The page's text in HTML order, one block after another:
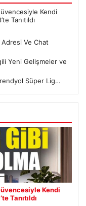
Kendi
Tanıtıldı
Ve Chat
Yeni Gelişmeler ve
Süper Lig…
Kendi
Tanıtıldı